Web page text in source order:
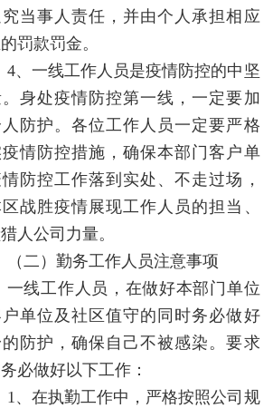
当事人责任，并由个人承担相应
罚款罚金。
4、一线工作人员是疫情防控的中坚
身处疫情防控第一线，一定要加
防护。各位工作人员一定要严格
情防控措施，确保本部门客户单
防控工作落到实处、不走过场，
战胜疫情展现工作人员的担当、
人公司力量。
（二）勤务工作人员注意事项
一线工作人员，在做好本部门单位
单位及社区值守的同时务必做好
的防护，确保自己不被感染。要求
必做好以下工作：
1、在执勤工作中，严格按照公司规